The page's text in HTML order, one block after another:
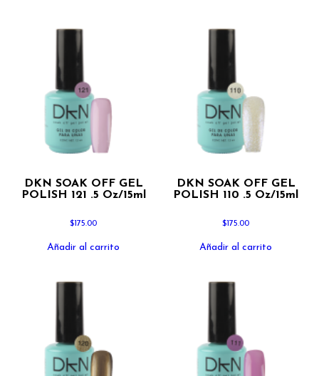
DKN SOAK OFF GEL
POLISH 121 .5 Oz/15ml
$ 175.00
Añadir al carrito
DKN SOAK OFF GEL
POLISH 110 .5 Oz/15ml
$ 175.00
Añadir al carrito